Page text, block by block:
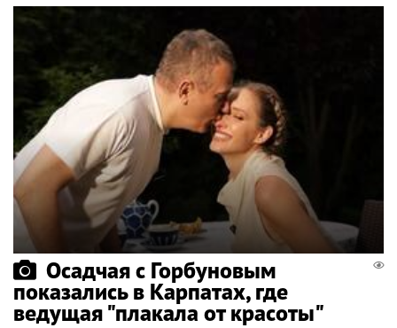
Осадчая с Горбуновым
показались в Карпатах, где
ведущая "плакала от красоты"